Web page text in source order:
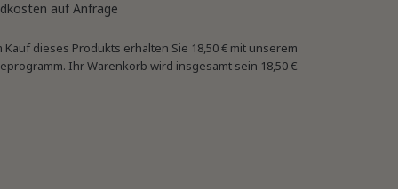
auf Anfrage
Kauf dieses Produkts erhalten Sie 18,50 €mit unserem
Ihr Warenkorb wird insgesamt sein 18,50 €.